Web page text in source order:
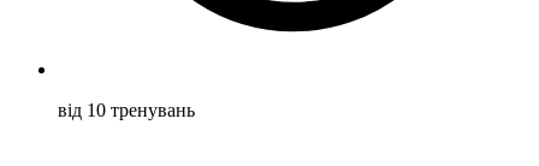
від 10 тренувань